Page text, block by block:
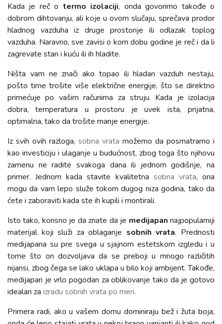
Kada je reč o termo izolaciji, onda govorimo takođe o
dobrom dihtovanju, ali koje u ovom slučaju, sprečava prodor
hladnog vazduha iz druge prostorije ili odlazak toplog
vazduha. Naravno, sve zavisi o kom dobu godine je reč i da li
zagrevate stan i kuću ili ih hladite.
Ništa vam ne znači ako topao ili hladan vazduh nestaju,
pošto time trošite više električne energije, što se direktno
primećuje po vašim računima za struju. Kada je izolacija
dobra, temperatura u prostoru je uvek ista, prijatna,
optimalna, tako da trošite manje energije.
Iz svih ovih razloga, sobna vrata možemo da posmatramo i
kao investiciju i ulaganje u budućnost, zbog toga što njihovu
zamenu ne radite svakoga dana ili jednom godišnje, na
primer. Jednom kada stavite kvalitetna sobna vrata, ona
mogu da vam lepo služe tokom dugog niza godina, tako da
ćete i zaboraviti kada ste ih kupili i montirali.
Isto tako, korisno je da znate da je medijapan najpopularniji
materijal koji služi za oblaganje sobnih vrata. Prednosti
medijapana su pre svega u sjajnom estetskom izgledu i u
tome što on dozvoljava da se preboji u mnogo različitih
nijansi, zbog čega se lako uklapa u bilo koji ambijent. Takođe,
medijapan je vrlo pogodan za oblikovanje tako da je gotovo
idealan za izradu sobnih vrata po meri.
Primera radi, ako u vašem domu dominiraju bež i žuta boja,